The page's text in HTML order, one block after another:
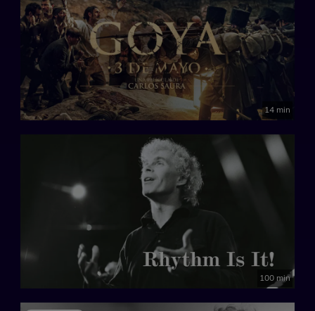
14 min
100 min